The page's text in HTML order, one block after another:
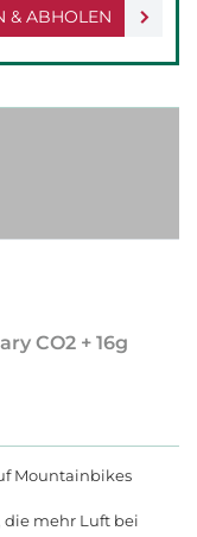
& ABHOLEN
CO2 + 16g
Mountainbikes
mehr Luft bei